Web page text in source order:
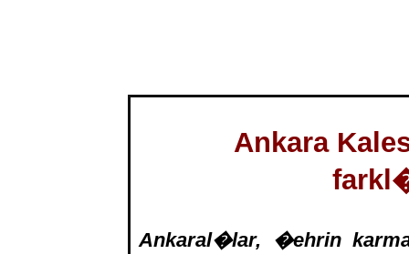
Ankara
Ankaral�lar, �ehrin